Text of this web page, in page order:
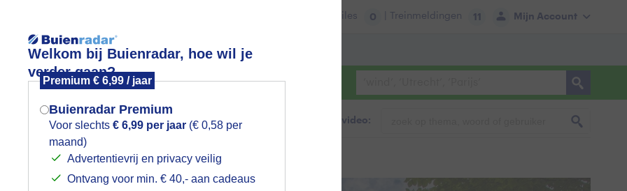
Welkom bij Buienradar, hoe wil je
verder gaan?
Premium € 6,99 / jaar
Buienradar Premium
Voor slechts € 6,99 per jaar (€ 0,58 per
maand)
Advertentievrij en privacy veilig
Ontvang voor min. € 40,- aan cadeaus
Mijn Account
Files 0 | Treinmeldingen 11
Lees meer.
Foto en video Weerzine
Zoeken in foto & video:
WOLKEN DAG
Mogen we je locatie gebruiken voor
het weer?